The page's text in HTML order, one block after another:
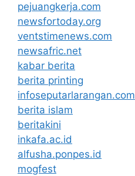
pejuangkerja.com
newsfortoday.org
ventstimenews.com
newsafric.net
kabar berita
berita printing
infoseputarlarangan.com
berita islam
beritakini
inkafa.ac.id
alfusha.ponpes.id
mogfest